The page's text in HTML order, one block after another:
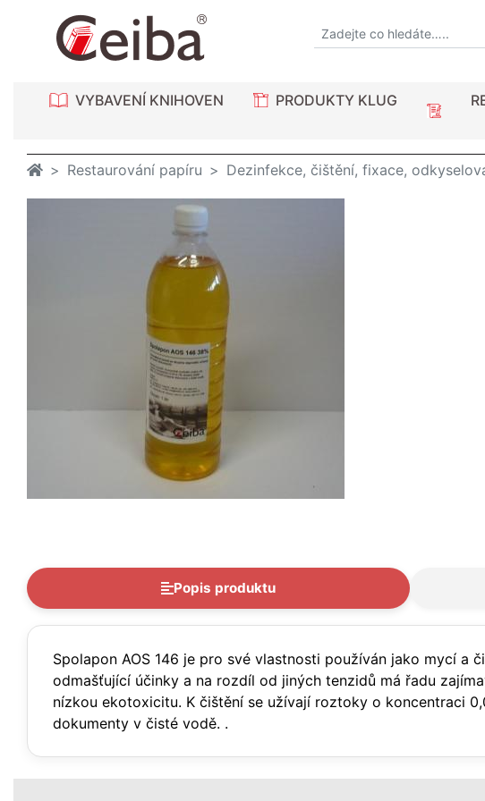
VYBAVENÍ KNIHOVEN PRODUKTY KLUG
Restaurování papíru Dezinfekce, čištění, fixace,
Popis produktu
Spolapon AOS 146 je pro své vlastnosti používán jako mycí a
odmašťující účinky a na rozdíl od jiných tenzidů má řadu
nízkou ekotoxicitu. K čištění se užívají roztoky o koncentraci
dokumenty v čisté vodě. .